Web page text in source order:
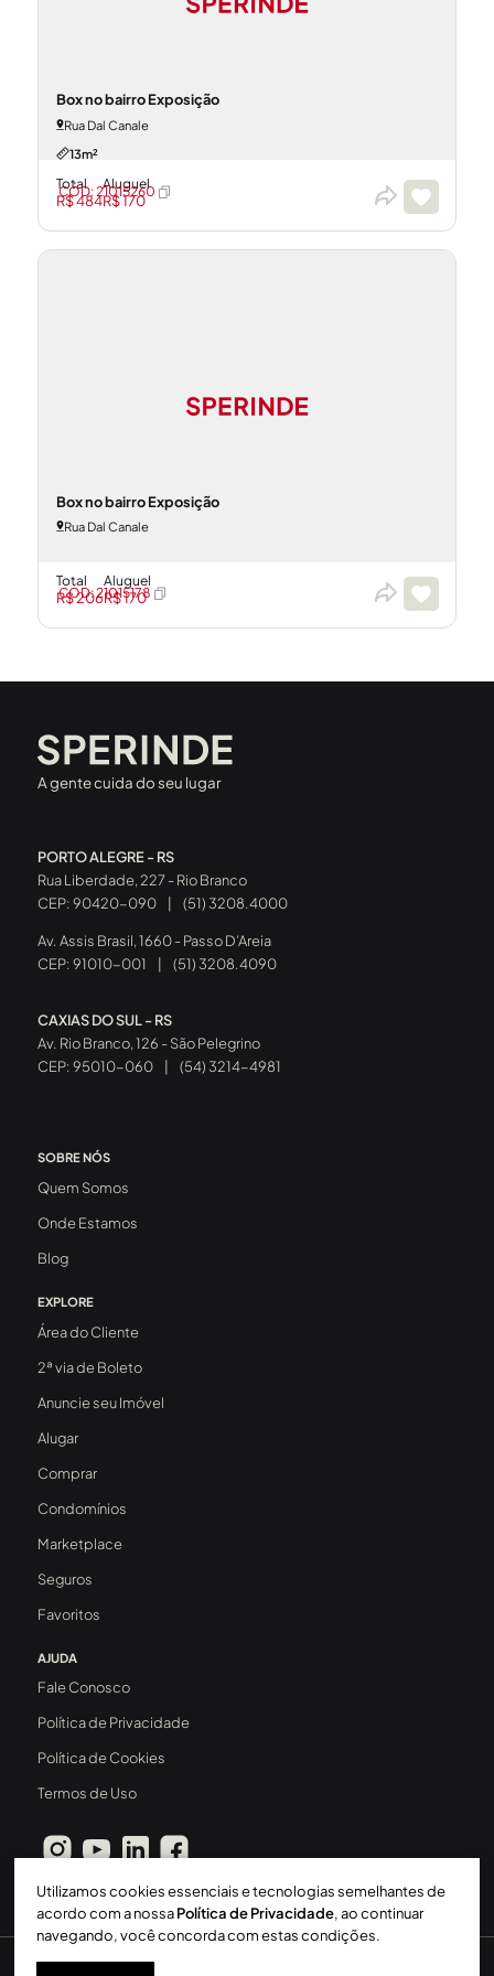
Box no bairro Exposição
Rua Dal Canale
13m²
Total
R$ 484
Aluguel
R$ 170
CÓD: 21015260
Box no bairro Exposição
Rua Dal Canale
Total
R$ 206
Aluguel
R$ 170
CÓD: 21015178
A gente cuida do seu lugar
PORTO ALEGRE - RS
Rua Liberdade, 227 - Rio Branco
CEP: 90420-090
(51) 3208.4000
Av. Assis Brasil, 1660 - Passo D’Areia
CEP: 91010-001
(51) 3208.4090
CAXIAS DO SUL - RS
Av. Rio Branco, 126 - São Pelegrino
CEP: 95010-060
(54) 3214-4981
SOBRE NÓS
Quem Somos
Onde Estamos
Blog
EXPLORE
Área do Cliente
2ª via de Boleto
Anuncie seu Imóvel
Alugar
Comprar
Condomínios
Marketplace
Seguros
Favoritos
AJUDA
Fale Conosco
Política de Privacidade
Política de Cookies
Termos de Uso
Utilizamos cookies essenciais e tecnologias semelhantes de
acordo com a nossaPolítica de Privacidade, ao continuar
navegando, você concorda com estas condições.